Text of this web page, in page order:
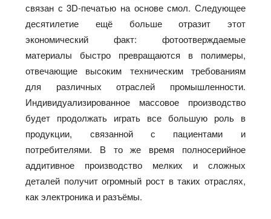
связан с 3D-печатью на основе смол. Следующее
десятилетие ещё больше отразит этот
экономический факт: фотоотверждаемые
материалы быстро превращаются в полимеры,
отвечающие высоким техническим требованиям
для различных отраслей промышленности.
Индивидуализированное массовое производство
будет продолжать играть все большую роль в
продукции, связанной с пациентами и
потребителями. В то же время полносерийное
аддитивное производство мелких и сложных
деталей получит огромный рост в таких отраслях,
как электроника и разъёмы.